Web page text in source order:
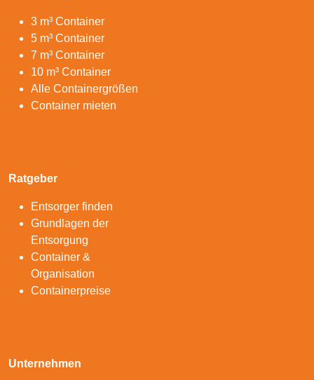
3 m³ Container
5 m³ Container
7 m³ Container
10 m³ Container
Alle Containergrößen
Container mieten
Ratgeber
Entsorger finden
Grundlagen der
Entsorgung
Container &
Organisation
Containerpreise
Unternehmen